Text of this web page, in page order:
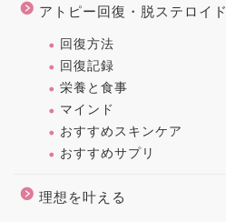
アトピー回復・脱ステロイド
回復方法
回復記録
栄養と食事
マインド
おすすめスキンケア
おすすめサプリ
理想を叶える